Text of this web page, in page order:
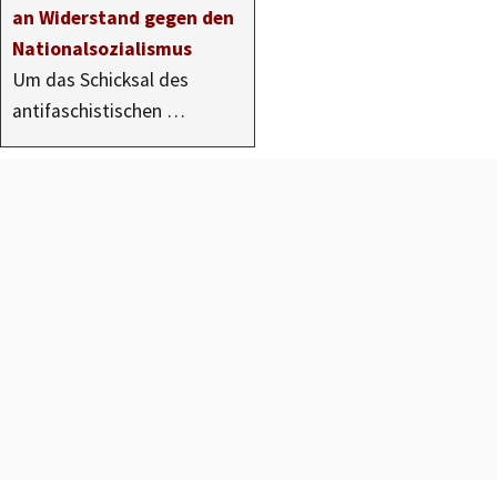
an Widerstand gegen den
Nationalsozialismus
Um das Schicksal des
antifaschistischen …